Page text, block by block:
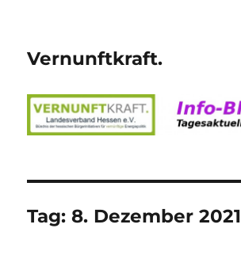
Vernunftkraft.
Tag:8. Dezember 2021